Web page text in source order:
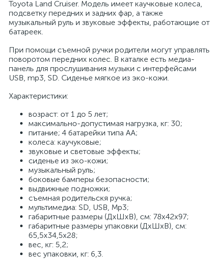
Toyota Land Cruiser. Модель имеет каучковые колеса,
подсветку передних и задних фар, а также
музыкальный руль и звуковые эффекты, работающие от
батареек.
При помощи съемной ручки родители могут управлять
поворотом передних колес. В каталке есть медиа-
панель для прослушивания музыки с интерфейсами
USB, mp3, SD. Сиденье мягкое из эко-кожи.
Характеристики:
возраст: от 1 до 5 лет;
максимально-допустимая нагрузка, кг: 30;
питание; 4 батарейки типа АА;
колеса: каучуковые;
звуковые и световые эффекты;
сиденье из эко-кожи;
музыкальный руль;
боковые бамперы безопасности;
выдвижные подножки;
съемная родительскя ручка;
мультимедиа: SD, USB, Mp3;
габаритные размеры (ДхШхВ), см: 78х42х97;
габаритные размеры упаковки (ДхШхВ), см:
65,5х34,5х28;
вес, кг: 5,2;
вес упаковки, кг: 6,3.